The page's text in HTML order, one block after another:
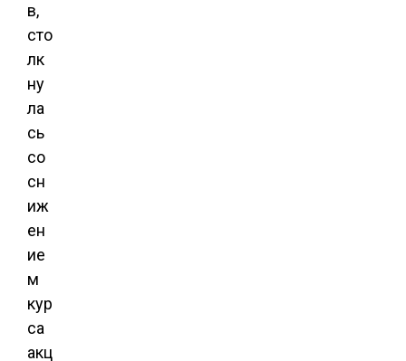
в,
сто
лк
ну
ла
сь
со
сн
иж
ен
ие
м
кур
са
акц